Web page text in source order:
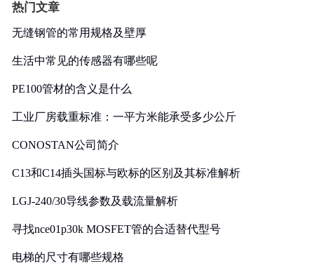
热门文章
无缝钢管的常用规格及壁厚
生活中常见的传感器有哪些呢
PE100管材的含义是什么
工业厂房载重标准：一平方米能承受多少公斤
CONOSTAN公司简介
C13和C14插头国标与欧标的区别及其标准解析
LGJ-240/30导线参数及载流量解析
寻找nce01p30k MOSFET管的合适替代型号
电梯的尺寸有哪些规格